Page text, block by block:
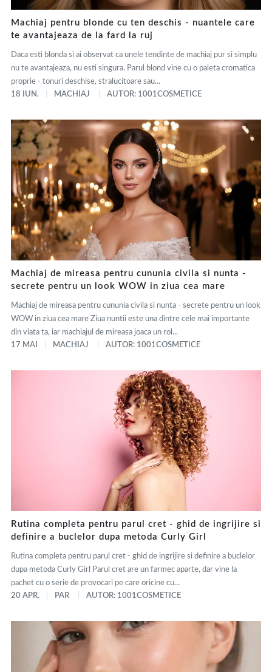
Machiaj pentru blonde cu ten deschis - nuantele care
te avantajeaza de la fard la ruj
Daca esti blonda si ai observat ca unele tendinte de machiaj pur si simplu
nu te avantajeaza, nu esti singura. Parul blond vine cu o paleta cromatica
proprie - tonuri deschise, stralucitoare sau...
18 IUN.
MACHIAJ AUTOR: 1001COSMETICE
Machiaj de mireasa pentru cununia civila si nunta -
secrete pentru un look WOW in ziua cea mare
Machiaj de mireasa pentru cununia civila si nunta - secrete pentru un look
WOW in ziua cea mare Ziua nuntii este una dintre cele mai importante
din viata ta, iar machiajul de mireasa joaca un rol...
17 MAI
MACHIAJ AUTOR: 1001COSMETICE
Rutina completa pentru parul cret - ghid de ingrijire si
definire a buclelor dupa metoda Curly Girl
Rutina completa pentru parul cret - ghid de ingrijire si definire a buclelor
dupa metoda Curly Girl Parul cret are un farmec aparte, dar vine la
pachet cu o serie de provocari pe care oricine cu...
20 APR.
PAR AUTOR: 1001COSMETICE